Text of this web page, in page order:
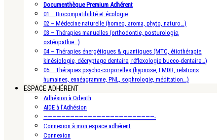
Documenthèque Premium Adhérent
01 – Biocompatibilité et écologie
02 – Médecine naturelle (homeo, aroma, phyto, naturo…)
03 – Thérapies manuelles (orthodontie, posturologie,
ostéopathie…)
04 – Thérapies énergétiques & quantiques (MTC, étiothérapie,
kinésiologie, décryptage dentaire, réflexologie bucco-dentaire…)
05 – Thérapies psycho-corporelles (hypnose, EMDR, relations
humaines, ennéagramme, PNL, sophrologie, méditation…)
ESPACE ADHÉRENT
Adhésion à Odenth
AIDE à l’Adhésion
—————————————————————————-
Connexion à mon espace adhérent
Connexion